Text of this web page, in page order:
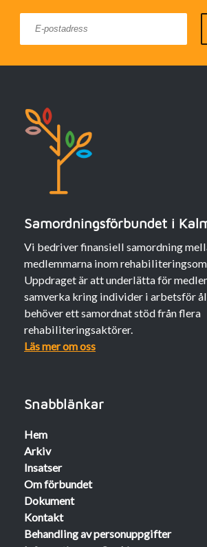
Samordningsförbundet i
Vi bedriver finansiell samordning
medlemmarna inom
Uppdraget är att underlätta för
samverka kring individer i arbetsför
behöver ett samordnat stöd från flera
rehabiliteringsaktörer.
Läs mer om oss
Snabblänkar
Hem
Arkiv
Insatser
Om förbundet
Dokument
Kontakt
Behandling av personuppgifter